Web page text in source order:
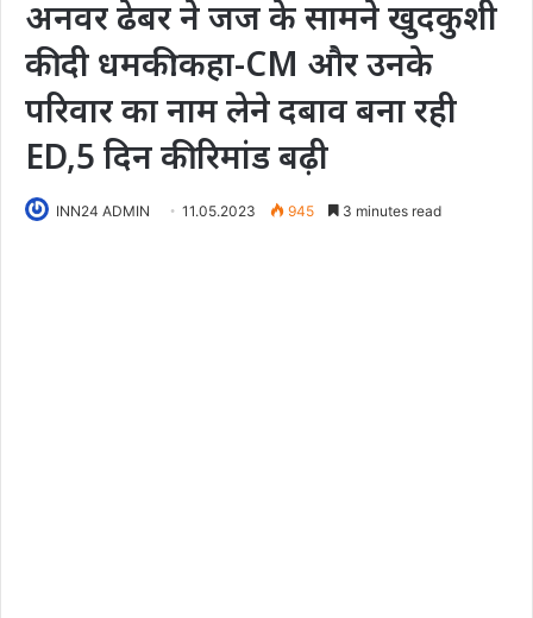
अनवर ढेबर ने जज के सामने खुदकुशी
की दी धमकी:कहा-CM और उनके
परिवार का नाम लेने दबाव बना रही
ED,5 दिन की रिमांड बढ़ी
INN24 ADMIN 11.05.2023 945 3 minutes read